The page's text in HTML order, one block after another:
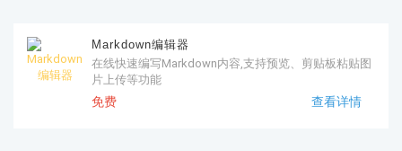
Markdown编辑器
在线快速编写Markdown内容,支持预览、剪贴板粘贴图
片上传等功能
免费 查看详情